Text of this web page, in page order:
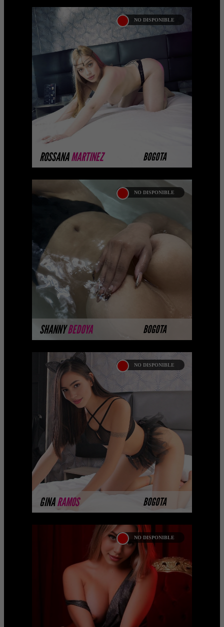
ROSSANAMARTINEZ BOGOTA
NO DISPONIBLE
ROSSANA MARTINEZ
Las mejores prepagos escorts, call girls,
putas, putas y acompañantes
universitarias vip en Colombia. La
mejor agencia de Colombia ...
MÁS INFORMACIÓN
SHANNYBEDOYA BOGOTA
NO DISPONIBLE
SHANNY BEDOYA
Próximamente.... Algunas de nuestras
modelos aún no tienen imágenes
disponibles en la web porque están
completando su sesión ...
MÁS INFORMACIÓN
GINARAMOS BOGOTA
NO DISPONIBLE
GINA RAMOS
Hola amor, soy Gina Ramos, una chica
prepago en Bogotá de 20 años de edad.
Soy de cabello negro, ojos negros y piel
blanca. He ven ...
MÁS INFORMACIÓN
NO DISPONIBLE
Hola papi soy Sammy Lopez una
Amante prepago de Bogotá , tengo
cabello rubio ardiente, piel blanca, ojos
color café de contex ...